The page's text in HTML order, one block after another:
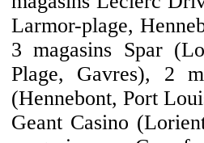
Larmor-plage,
3 magasins Spar
Plage, Gavres), 2
(Hennebont, Port
Geant Casino